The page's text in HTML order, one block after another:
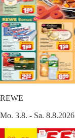
REWE
Mo. 3.8. - Sa. 8.8.2026